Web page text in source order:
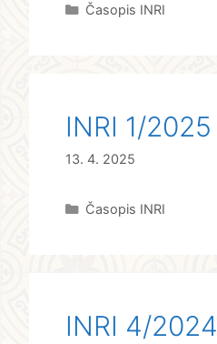
Rubriky
Časopis INRI
INRI 1/2025
13. 4. 2025
Rubriky
Časopis INRI
INRI 4/2024